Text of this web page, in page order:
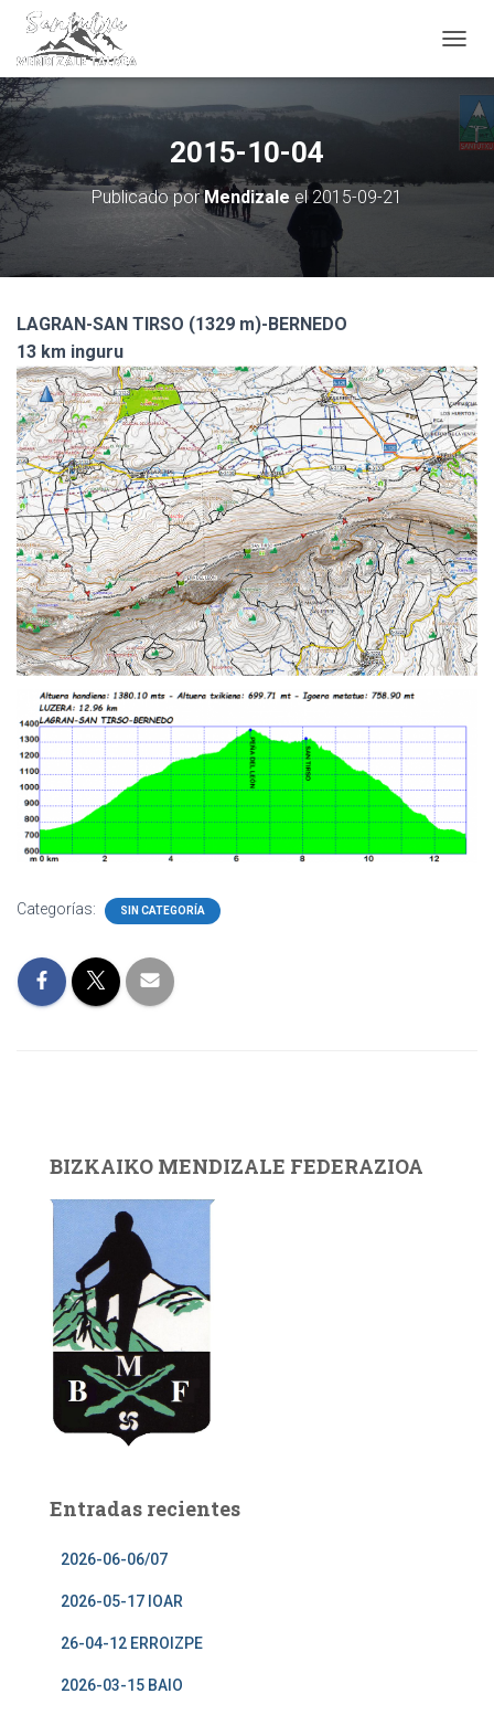
2015-10-04
Publicado porMendizale el 2015-09-21
LAGRAN-SAN TIRSO (1329 m)-BERNEDO
13 km inguru
Categorías: SIN CATEGORÍA
BIZKAIKO MENDIZALE FEDERAZIOA
Entradas recientes
2026-06-06/07
2026-05-17 IOAR
26-04-12 ERROIZPE
2026-03-15 BAIO